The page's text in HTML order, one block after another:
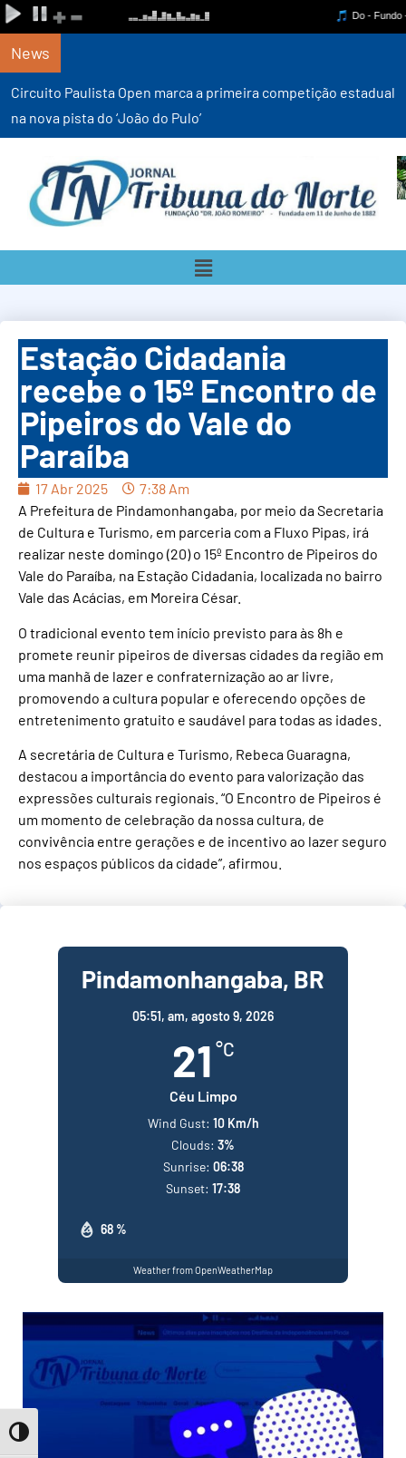
Toggle High Contrast
News
Circuito Paulista Open marca a primeira competição estadual
na nova pista do ‘João do Pulo’
Estação Cidadania
recebe o 15º Encontro de
Pipeiros do Vale do
Paraíba
17 Abr 2025
7:38 Am
A Prefeitura de Pindamonhangaba, por meio da Secretaria
de Cultura e Turismo, em parceria com a Fluxo Pipas, irá
realizar neste domingo (20) o 15º Encontro de Pipeiros do
Vale do Paraíba, na Estação Cidadania, localizada no bairro
Vale das Acácias, em Moreira César.
O tradicional evento tem início previsto para às 8h e
promete reunir pipeiros de diversas cidades da região em
uma manhã de lazer e confraternização ao ar livre,
promovendo a cultura popular e oferecendo opções de
entretenimento gratuito e saudável para todas as idades.
A secretária de Cultura e Turismo, Rebeca Guaragna,
destacou a importância do evento para valorização das
expressões culturais regionais. “O Encontro de Pipeiros é
um momento de celebração da nossa cultura, de
convivência entre gerações e de incentivo ao lazer seguro
nos espaços públicos da cidade”, afirmou.
Pindamonhangaba, BR
05:51, am, agosto 9, 2026
21 °C
Céu Limpo
68 %
Wind Gust: 10 Km/h
Clouds: 3%
Sunrise: 06:38
Sunset: 17:38
Weather from OpenWeatherMap